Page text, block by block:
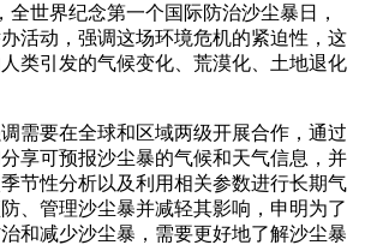
全世界纪念第一个国际防治沙尘暴日，
活动，强调这场环境危机的紧迫性，这
类引发的气候变化、荒漠化、土地退化
需要在全球和区域两级开展合作，通过
享可预报沙尘暴的气候和天气信息，并
节性分析以及利用相关参数进行长期气
、管理沙尘暴并减轻其影响，申明为了
和减少沙尘暴，需要更好地了解沙尘暴